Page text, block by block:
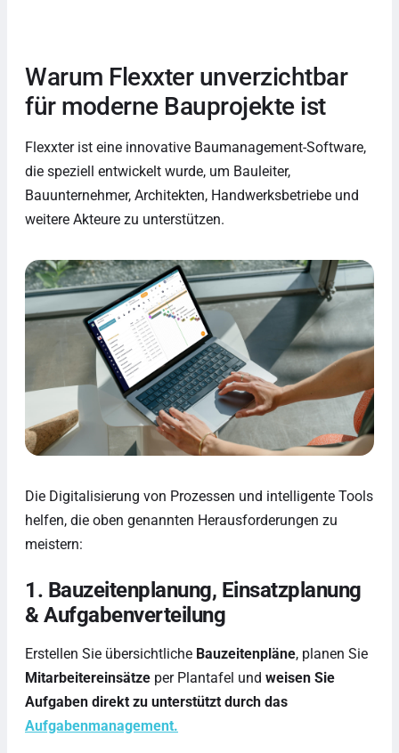
Warum Flexxter unverzichtbar
für moderne Bauprojekte ist
Flexxter ist eine innovative Baumanagement-Software,
die speziell entwickelt wurde, um Bauleiter,
Bauunternehmer, Architekten, Handwerksbetriebe und
weitere Akteure zu unterstützen.
Die Digitalisierung von Prozessen und intelligente Tools
helfen, die oben genannten Herausforderungen zu
meistern:
1. Bauzeitenplanung, Einsatzplanung
& Aufgabenverteilung
Erstellen Sie übersichtliche Bauzeitenpläne, planen Sie
Mitarbeitereinsätze per Plantafel und weisen Sie
Aufgaben direkt zu unterstützt durch das
Aufgabenmanagement.